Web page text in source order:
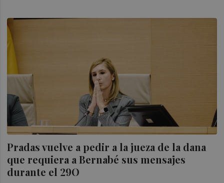
Pradas vuelve a pedir a la jueza de la dana
que requiera a Bernabé sus mensajes
durante el 29O